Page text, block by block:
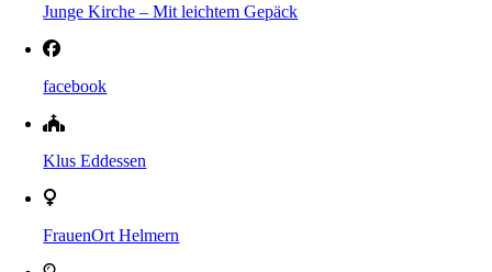
Junge Kirche – Mit leichtem Gepäck
facebook
Klus Eddessen
FrauenOrt Helmern